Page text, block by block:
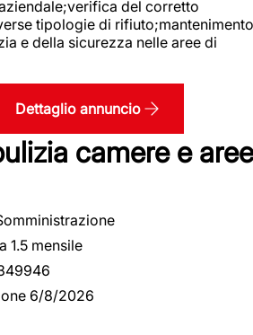
del corretto
tipologie di rifiuto;mantenimento
e della sicurezza nelle aree di
Dettaglio annuncio
camere e aree
1.5 mensile
6/8/2026